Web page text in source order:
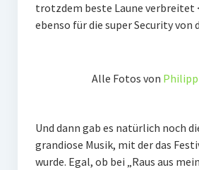
trotzdem beste Laune verbreitet
ebenso für die super Security von
Alle Fotos von
Und dann gab es natürlich noch
grandiose Musik, mit der das
wurde. Egal, ob bei „Raus aus